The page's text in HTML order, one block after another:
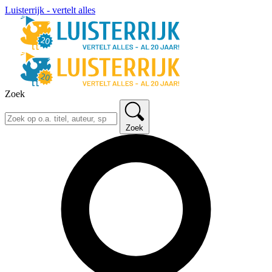
Luisterrijk - vertelt alles
Zoek
Zoek